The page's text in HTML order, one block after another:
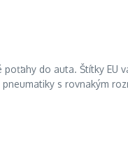
do auta. Štítky EU
s rovnakým